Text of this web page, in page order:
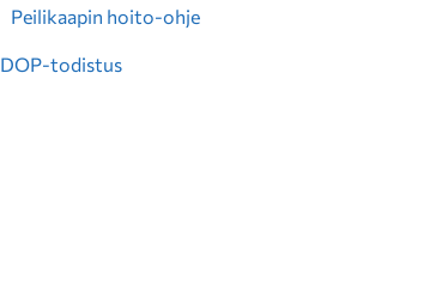
Peilikaapin hoito-ohje
DOP-todistus